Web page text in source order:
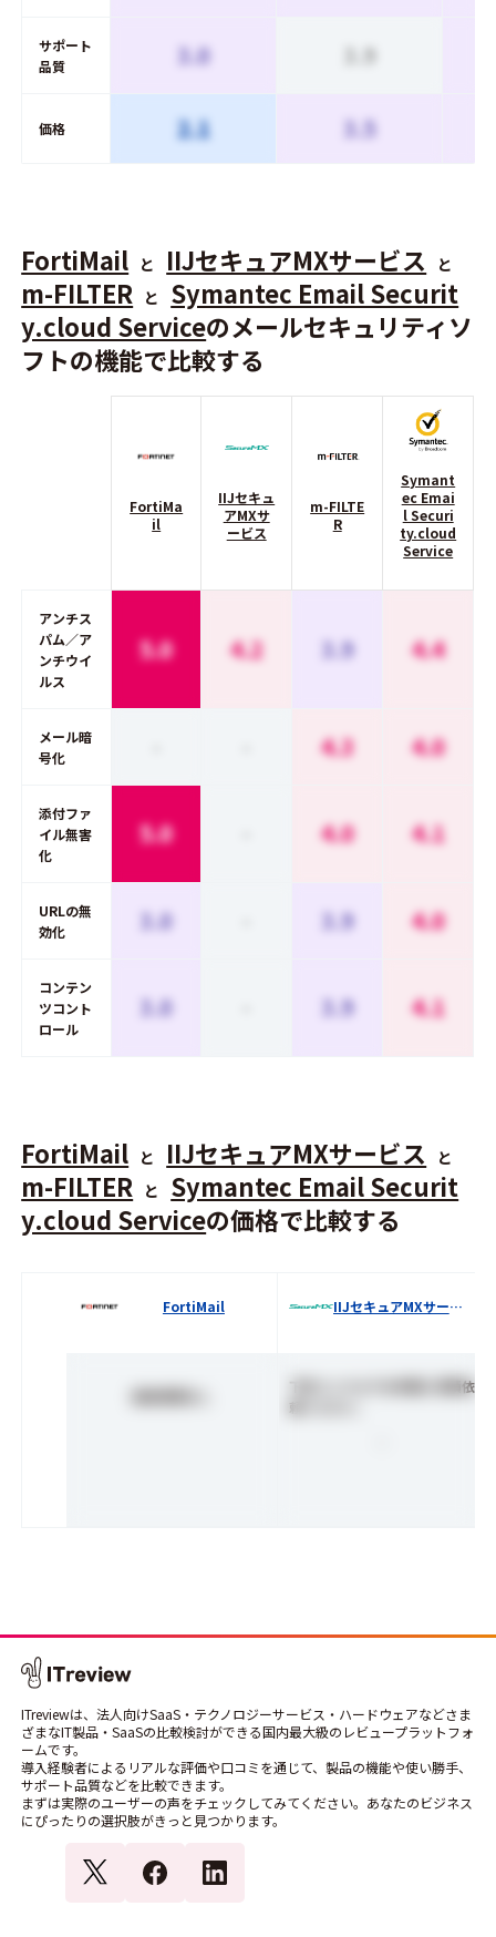
サポート
品質
3.0 3.9
価格 2.1 3.5
FortiMail と IIJセキュアMXサービス と
m-FILTER と
Symantec Email Securit
y.cloud Serviceのメールセキュリティソ
フトの機能で比較する
FortiMa
il
IIJセキュ
アMXサ
ービス
m-FILTE
R
Symant
ec Emai
l Securi
ty.cloud
Service
アンチス
パム／ア
ンチウイ
ルス
5.0 4.2 3.9 4.4
メール暗
号化
4.3 4.0
添付ファ
イル無害
化
5.0 4.0 4.1
URLの無
効化
3.0 3.9 4.0
コンテン
ツコント
ロール
3.0 3.9 4.1
FortiMail と IIJセキュアMXサービス と
m-FILTER と
Symantec Email Securit
y.cloud Serviceの価格で比較する
FortiMail IIJセキュアMXサービス
下記リンクよりお気軽に見積依
頼ください。
ITreviewは、法人向けSaaS・テクノロジーサービス・ハードウェアなどさま
ざまなIT製品・SaaSの比較検討ができる国内最大級のレビュープラットフォ
ームです。
導入経験者によるリアルな評価や口コミを通じて、製品の機能や使い勝手、
サポート品質などを比較できます。
まずは実際のユーザーの声をチェックしてみてください。あなたのビジネス
にぴったりの選択肢がきっと見つかります。